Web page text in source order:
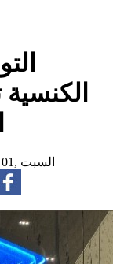
22:48 2025 السبت ,01 تشرين الثاني / نوفمبر